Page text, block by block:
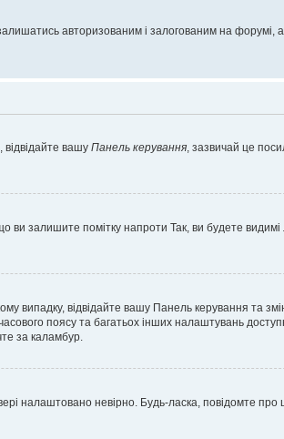
авторизованим і залогованим на форумі,
вашу Панель керування , зазвичай це
ви залишите помітку напроти Так , ви будете
випадку, відвідайте вашу Панель керування та
поясу та багатьох інших налаштувань
за каламбур.
налаштовано невірно. Будь-ласка, повідомте про